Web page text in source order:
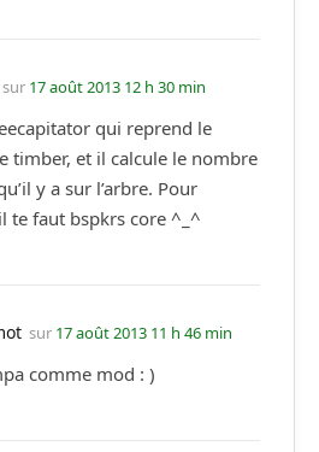
sur 17 août 2013 12 h 30 min
qui reprend le
timber, et il calcule le nombre
y a sur l’arbre. Pour
te faut bspkrs core ^_^
sur 17 août 2013 11 h 46 min
comme mod : )